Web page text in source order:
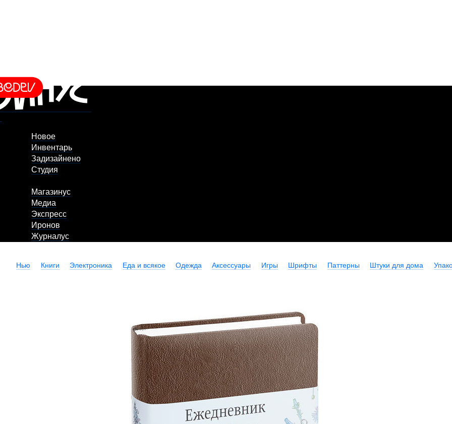
Новое
Инвентарь
Задизайнено
Студия
Магазинус
Медиа
Экспресс
Иронов
Журналус
Нью Книги Электроника Еда и всякое Одежда Аксессуары Игры Шрифты Паттерны Штуки для дома